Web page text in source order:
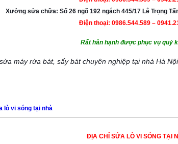
Xưởng sửa chữa: Số 26 ngõ 192 ngách 445/17 Lê Trọng
Điện thoại: 0986.544.589 –
Rất hân hạnh được phục vụ quý
sửa máy rửa bát, sấy bát chuyên nghiệp tại nhà Hà Nội
lò vi sóng tại nhà
ĐỊA CHỈ SỬA LÒ VI SÓNG TẠI